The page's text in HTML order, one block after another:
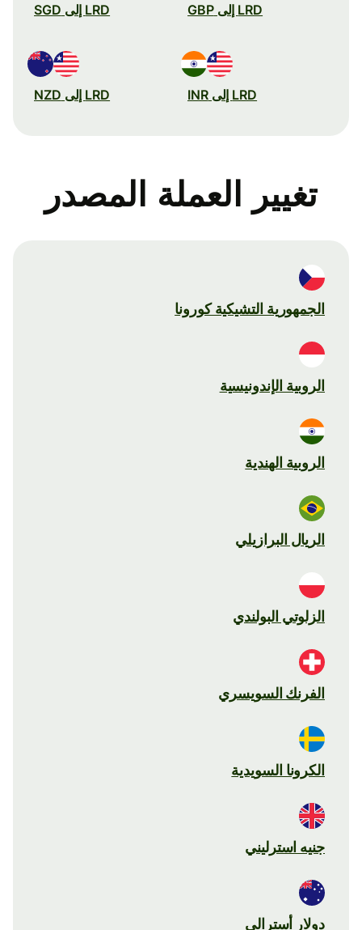
LRD إلى GBP LRD إلى SGD
LRD إلى INR LRD إلى NZD
تغيير العملة المصدر
الجمهورية التشيكية كورونا
الروبية الإندونيسية
الروبية الهندية
الريال البرازيلي
الزلوتي البولندي
الفرنك السويسري
الكرونا السويدية
جنيه استرليني
دولار أسترالي